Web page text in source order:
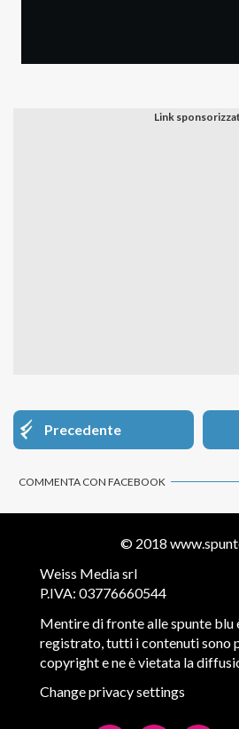
Precedente
COMMENTA CON FACEBOOK
© 2018
Weiss Media srl
P.IVA: 03776660544
Mentire di fronte alle spunte blu
registrato, tutti i contenuti sono
copyright e ne è vietata la
Change privacy settings